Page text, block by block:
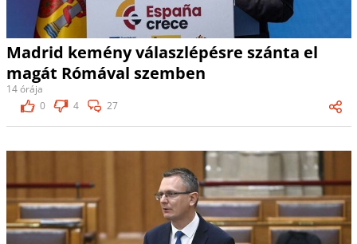
Madrid kemény válaszlépésre szánta el
magát Rómával szemben
14 órája
0
4 27